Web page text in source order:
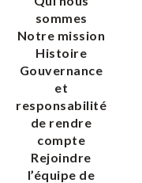
sommes
Notre mission
Histoire
Gouvernance
et
responsabilité
de rendre
compte
Rejoindre
l’équipe de